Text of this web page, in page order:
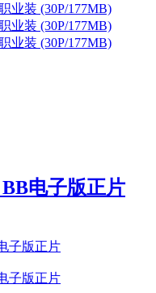
BB电子版正片